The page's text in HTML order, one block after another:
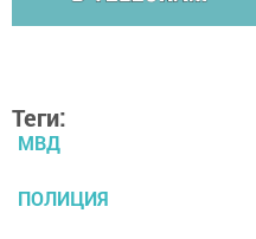
Теги:
МВД
ПОЛИЦИЯ